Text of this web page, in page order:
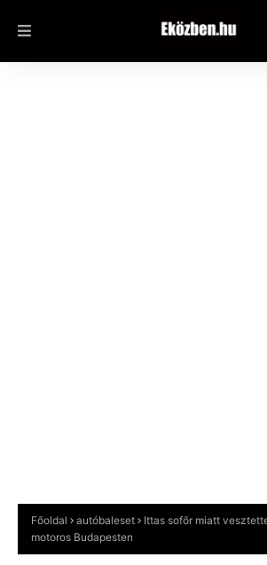
Főoldal autóbaleset
Ittas sofőr miatt
motoros Budapesten